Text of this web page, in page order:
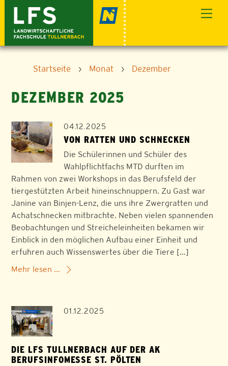
content
Startseite › Monat › Dezember
DEZEMBER 2025
04.12.2025
VON RATTEN UND SCHNECKEN
Die Schülerinnen und Schüler des
Wahlpflichtfachs MTD durften im
Rahmen von zwei Workshops in das Berufsfeld der
tiergestützten Arbeit hineinschnuppern. Zu Gast war
Janine van Binjen-Lenz, die uns ihre Zwergratten und
Achatschnecken mitbrachte. Neben vielen spannenden
Beobachtungen und Streicheleinheiten bekamen wir
Einblick in den möglichen Aufbau einer Einheit und
erfuhren auch Wissenswertes über die Tiere […]
Mehr lesen ...
01.12.2025
DIE LFS TULLNERBACH AUF DER AK
BERUFSINFOMESSE ST. PÖLTEN